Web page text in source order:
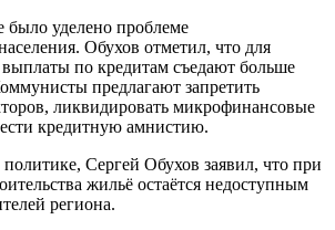
было уделено проблеме
Обухов отметил, что для
по кредитам съедают больше
предлагают запретить
ликвидировать микрофинансовые
кредитную амнистию.
Сергей Обухов заявил, что при
жильё остаётся недоступным
региона.